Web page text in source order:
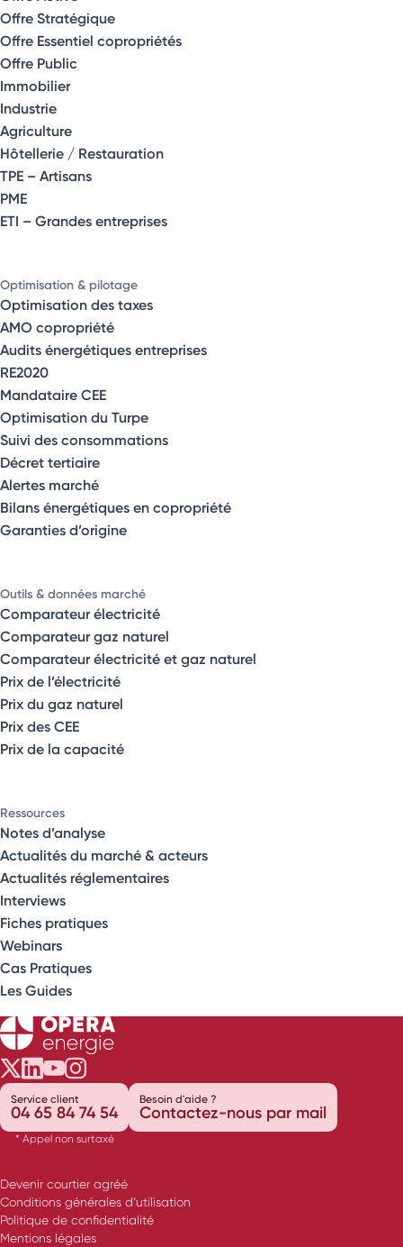
Offre Stratégique
Offre Essentiel copropriétés
Offre Public
Immobilier
Industrie
Agriculture
Hôtellerie / Restauration
TPE – Artisans
PME
ETI – Grandes entreprises
Optimisation & pilotage
Optimisation des taxes
AMO copropriété
Audits énergétiques entreprises
RE2020
Mandataire CEE
Optimisation du Turpe
Suivi des consommations
Décret tertiaire
Alertes marché
Bilans énergétiques en copropriété
Garanties d’origine
Outils & données marché
Comparateur électricité
Comparateur gaz naturel
Comparateur électricité et gaz naturel
Prix de l’électricité
Prix du gaz naturel
Prix des CEE
Prix de la capacité
Ressources
Notes d’analyse
Actualités du marché & acteurs
Actualités réglementaires
Interviews
Fiches pratiques
Webinars
Cas Pratiques
Les Guides
Opéra Énergie sur Twitter
Opéra Énergie sur LinkedIn
Opéra Énergie sur Youtube
Opéra Énergie sur Instagram
Service client
04 65 84 74 54
* Appel non surtaxé
Besoin d'aide ?
Contactez-nous par mail
Devenir courtier agréé
Conditions générales d’utilisation
Politique de confidentialité
Mentions légales